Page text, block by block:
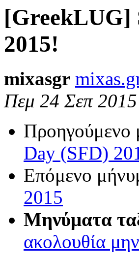
[GreekLUG]
2015!
mixasgr
Πεμ 24 Σεπ
Προηγούμενο
Day (SFD)
Επόμενο
2015
Μηνύματα
ακολουθία